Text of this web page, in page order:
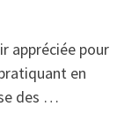
appréciée pour
en
des …